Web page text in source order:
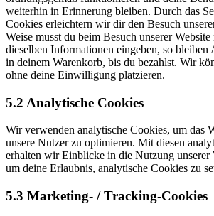
weiterhin in Erinnerung bleiben. Durch das
Cookies erleichtern wir dir den Besuch
Weise musst du beim Besuch unserer
dieselben Informationen eingeben, so bleiben
in deinem Warenkorb, bis du bezahlst. Wir
ohne deine Einwilligung platzieren.
5.2 Analytische Cookies
Wir verwenden analytische Cookies, um das
unsere Nutzer zu optimieren. Mit diesen
erhalten wir Einblicke in die Nutzung unserer
um deine Erlaubnis, analytische Cookies zu
5.3 Marketing- / Tracking-Cookies